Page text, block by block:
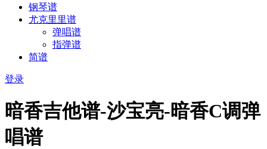
钢琴谱
尤克里里谱
弹唱谱
指弹谱
简谱
登录
暗香吉他谱-沙宝亮-暗香C调弹
唱谱